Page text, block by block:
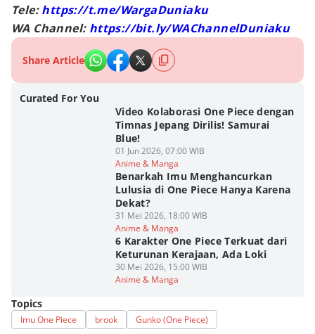
Tele:https://t.me/WargaDuniaku
WA Channel: https://bit.ly/WAChannelDuniaku
Share Article
Curated For You
Video Kolaborasi One Piece dengan
Timnas Jepang Dirilis! Samurai
Blue!
01 Jun 2026, 07:00 WIB
Anime & Manga
Benarkah Imu Menghancurkan
Lulusia di One Piece Hanya Karena
Dekat?
31 Mei 2026, 18:00 WIB
Anime & Manga
6 Karakter One Piece Terkuat dari
Keturunan Kerajaan, Ada Loki
30 Mei 2026, 15:00 WIB
Anime & Manga
Topics
Imu One Piece brook Gunko (One Piece)